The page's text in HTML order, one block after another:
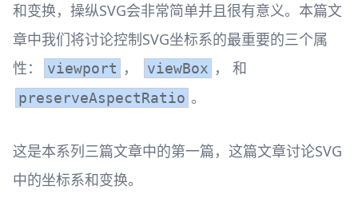
和变换，操纵SVG会非常简单并且很有意义。本篇文
章中我们将讨论控制SVG坐标系的最重要的三个属
性：
viewport ， viewBox ， 和
preserveAspectRatio 。
这是本系列三篇文章中的第一篇，这篇文章讨论SVG
中的坐标系和变换。